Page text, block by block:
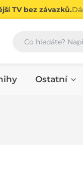
TV bez závazků.
Ostatní